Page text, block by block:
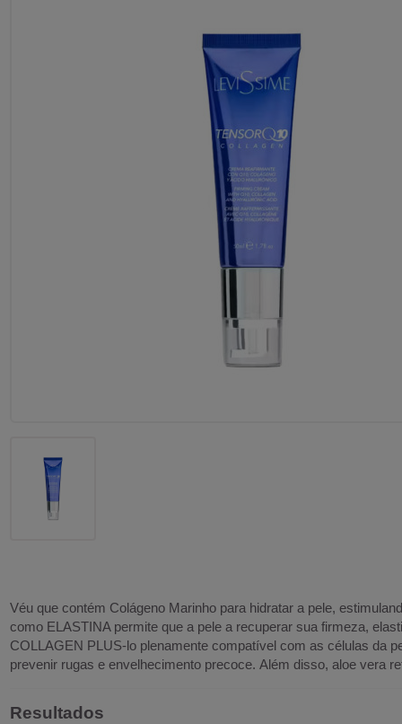
Véu que contém Colágeno Marinho para hidratar a pele,
como ELASTINA permite que a pele a recuperar sua firmeza,
COLLAGEN PLUS-lo plenamente compatível com as células da
prevenir rugas e envelhecimento precoce. Além disso, aloe vera
Resultados